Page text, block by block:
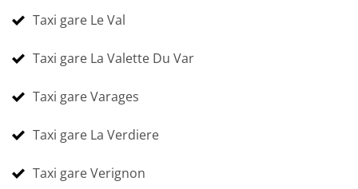
Taxi gare Le Val
Taxi gare La Valette Du Var
Taxi gare Varages
Taxi gare La Verdiere
Taxi gare Verignon